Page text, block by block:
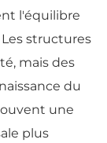
l'équilibre
structures
mais des
du
une
plus